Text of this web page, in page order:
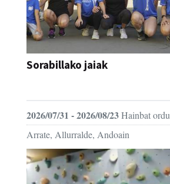
Sorabillako jaiak
2026/07/31 - 2026/08/23Hainbat ordu
Arrate, Allurralde, Andoain